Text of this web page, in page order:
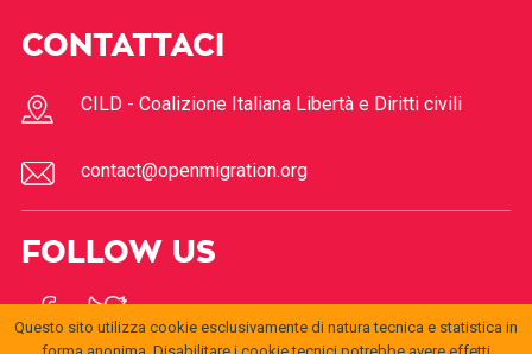
CONTATTACI
CILD - Coalizione Italiana Libertà e Diritti civili
contact@openmigration.org
FOLLOW US
Questo sito utilizza cookie esclusivamente di natura tecnica e statistica in